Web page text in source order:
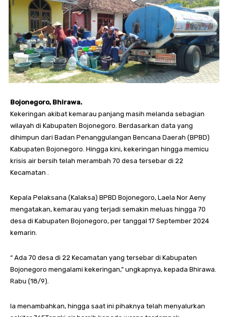
Bojonegoro, Bhirawa.
Kekeringan akibat kemarau panjang masih melanda sebagian
wilayah di Kabupaten Bojonegoro. Berdasarkan data yang
dihimpun dari Badan Penanggulangan Bencana Daerah (BPBD)
Kabupaten Bojonegoro. Hingga kini, kekeringan hingga memicu
krisis air bersih telah merambah 70 desa tersebar di 22
Kecamatan .
Kepala Pelaksana (Kalaksa) BPBD Bojonegoro, Laela Nor Aeny
mengatakan, kemarau yang terjadi semakin meluas hingga 70
desa di Kabupaten Bojonegoro, per tanggal 17 September 2024
kemarin.
“ Ada 70 desa di 22 Kecamatan yang tersebar di Kabupaten
Bojonegoro mengalami kekeringan,” ungkapnya, kepada Bhirawa.
Rabu (18/9).
Ia menambahkan, hingga saat ini pihaknya telah menyalurkan